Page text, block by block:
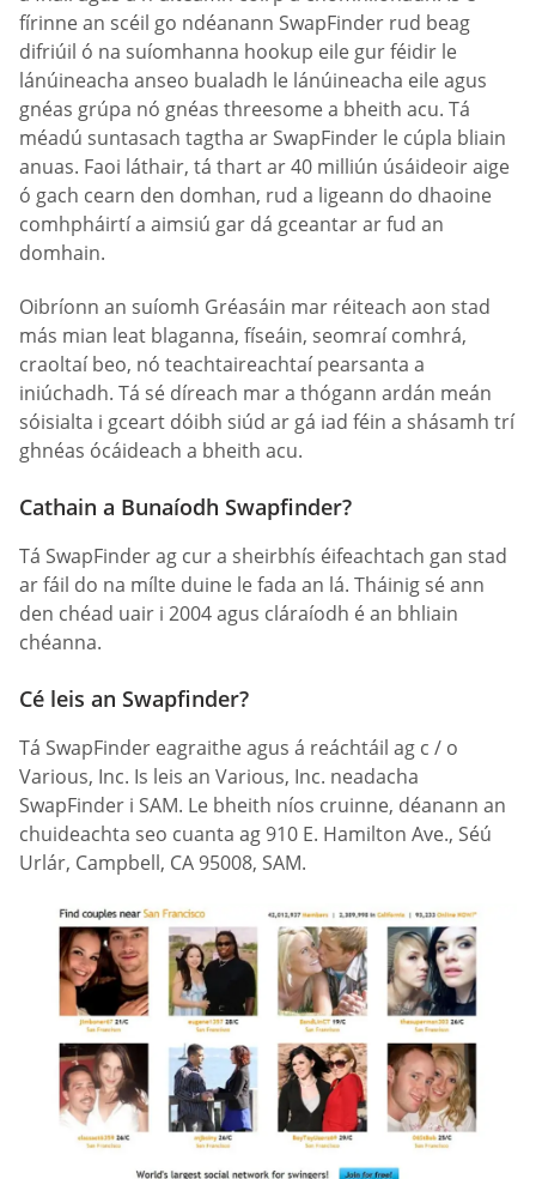
fírinne an scéil go ndéanann SwapFinder rud beag
difriúil ó na suíomhanna hookup eile gur féidir le
lánúineacha anseo bualadh le lánúineacha eile agus
gnéas grúpa nó gnéas threesome a bheith acu. Tá
méadú suntasach tagtha ar SwapFinder le cúpla bliain
anuas. Faoi láthair, tá thart ar 40 milliún úsáideoir aige
ó gach cearn den domhan, rud a ligeann do dhaoine
comhpháirtí a aimsiú gar dá gceantar ar fud an
domhain.
Oibríonn an suíomh Gréasáin mar réiteach aon stad
más mian leat blaganna, físeáin, seomraí comhrá,
craoltaí beo, nó teachtaireachtaí pearsanta a
iniúchadh. Tá sé díreach mar a thógann ardán meán
sóisialta i gceart dóibh siúd ar gá iad féin a shásamh trí
ghnéas ócáideach a bheith acu.
Cathain a Bunaíodh Swapfinder?
Tá SwapFinder ag cur a sheirbhís éifeachtach gan stad
ar fáil do na mílte duine le fada an lá. Tháinig sé ann
den chéad uair i 2004 agus cláraíodh é an bhliain
chéanna.
Cé leis an Swapfinder?
Tá SwapFinder eagraithe agus á reáchtáil ag c / o
Various, Inc. Is leis an Various, Inc. neadacha
SwapFinder i SAM. Le bheith níos cruinne, déanann an
chuideachta seo cuanta ag 910 E. Hamilton Ave., Séú
Urlár, Campbell, CA 95008, SAM.